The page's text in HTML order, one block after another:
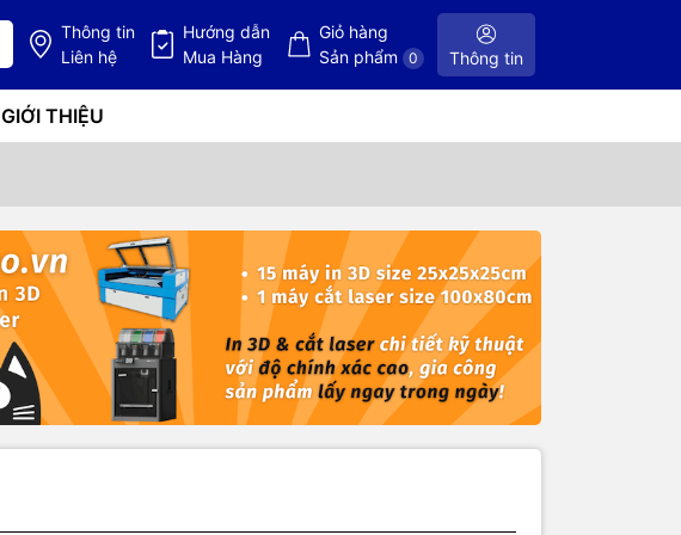
Thông tin
Liên hệ
Hướng dẫn
Mua Hàng
Giỏ hàng
Sản phẩm
0 Thông tin
GIỚI THIỆU